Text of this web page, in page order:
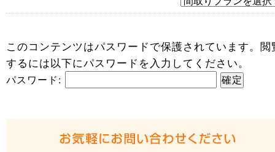
このコンテンツはパスワードで保護されています。閲
するには以下にパスワードを入力してください。
パスワード: